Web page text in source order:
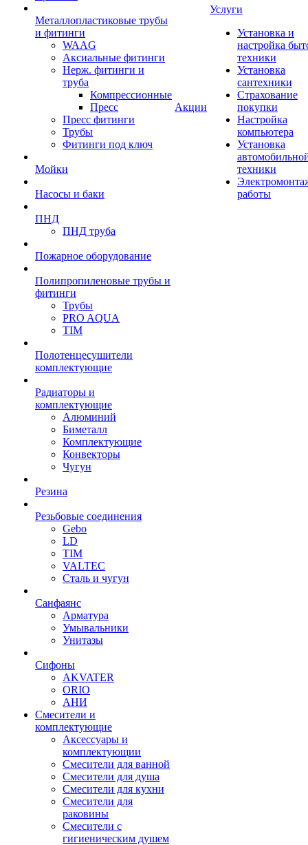
Металлопластиковые трубы
и фитинги
WAAG
Аксиальные фитинги
Нерж. фитинги и
труба
Компрессионные
Пресс
Пресс фитинги
Трубы
Фитинги под ключ
Мойки
Насосы и баки
ПНД
ПНД труба
Пожарное оборудование
Полипропиленовые трубы и
фитинги
Трубы
PRO AQUA
TIM
Полотенцесушители
комплектующие
Радиаторы и
комплектующие
Алюминий
Биметалл
Комплектующие
Конвекторы
Чугун
Резина
Резьбовые соединения
Gebo
LD
TIM
VALTEC
Сталь и чугун
Санфаянс
Арматура
Умывальники
Унитазы
Сифоны
AKVATER
ORIO
АНИ
Смесители и
комплектующие
Аксессуары и
комплектующии
Смесители для ванной
Смесители для душа
Смесители для кухни
Смесители для
раковины
Смесители с
гигиеническим душем
Акции
Услуги
Установка и
настройка
техники
Установка
сантехники
Страхование
покупки
Настройка
компьютера
Установка
техники
работы